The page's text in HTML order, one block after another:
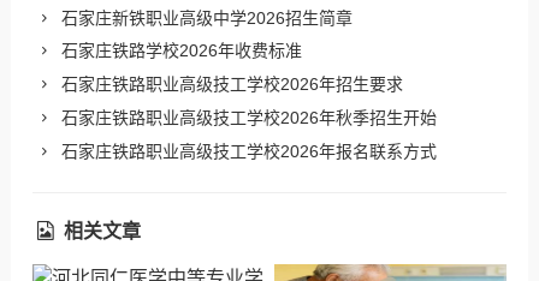
石家庄新铁职业高级中学2026招生简章
石家庄铁路学校2026年收费标准
石家庄铁路职业高级技工学校2026年招生要求
石家庄铁路职业高级技工学校2026年秋季招生开始
石家庄铁路职业高级技工学校2026年报名联系方式
相关文章